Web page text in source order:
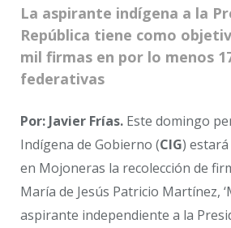
La aspirante indígena a la
República tiene como
mil firmas en por lo menos
federativas
Por: Javier Frías. Este domingo
Indígena de Gobierno (CIG)
en Mojoneras la recolección de
María de Jesús Patricio Martínez,
aspirante independiente a la